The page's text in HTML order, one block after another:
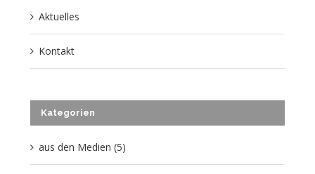
Aktuelles
Kontakt
Kategorien
aus den Medien (5)